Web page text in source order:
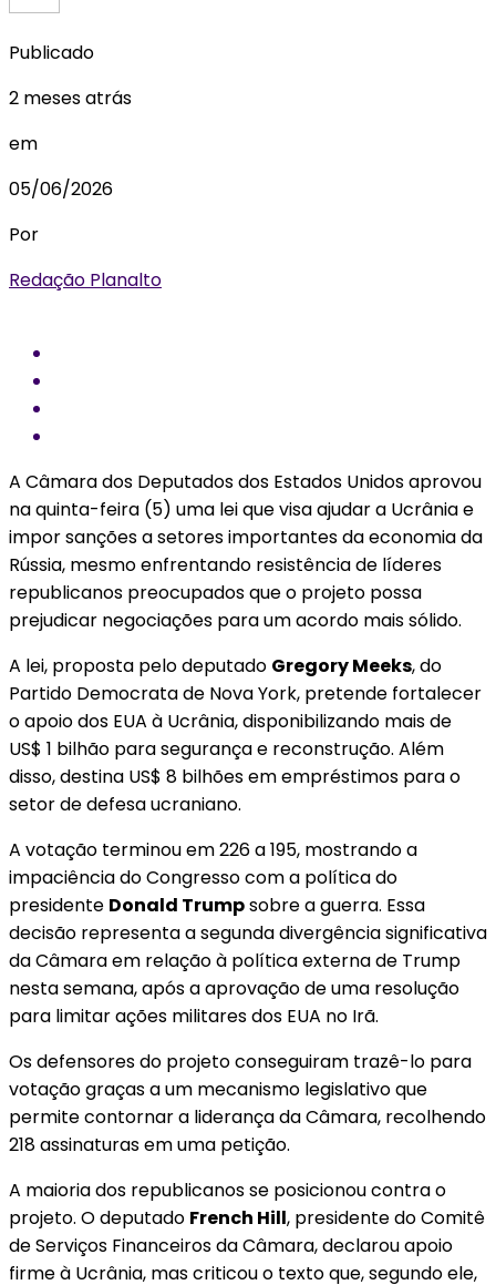
Publicado
2 meses atrás
em
05/06/2026
Por
Redação Planalto
A Câmara dos Deputados dos Estados Unidos aprovou
na quinta-feira (5) uma lei que visa ajudar a Ucrânia e
impor sanções a setores importantes da economia da
Rússia, mesmo enfrentando resistência de líderes
republicanos preocupados que o projeto possa
prejudicar negociações para um acordo mais sólido.
A lei, proposta pelo deputado Gregory Meeks, do
Partido Democrata de Nova York, pretende fortalecer
o apoio dos EUA à Ucrânia, disponibilizando mais de
US$ 1 bilhão para segurança e reconstrução. Além
disso, destina US$ 8 bilhões em empréstimos para o
setor de defesa ucraniano.
A votação terminou em 226 a 195, mostrando a
impaciência do Congresso com a política do
presidente Donald Trumpsobre a guerra. Essa
decisão representa a segunda divergência significativa
da Câmara em relação à política externa de Trump
nesta semana, após a aprovação de uma resolução
para limitar ações militares dos EUA no Irã.
Os defensores do projeto conseguiram trazê-lo para
votação graças a um mecanismo legislativo que
permite contornar a liderança da Câmara, recolhendo
218 assinaturas em uma petição.
A maioria dos republicanos se posicionou contra o
projeto. O deputado French Hill, presidente do Comitê
de Serviços Financeiros da Câmara, declarou apoio
firme à Ucrânia, mas criticou o texto que, segundo ele,